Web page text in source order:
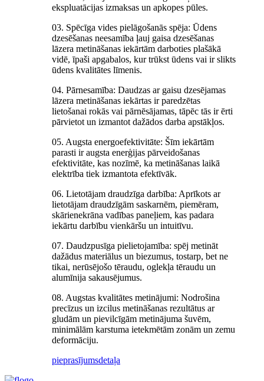
ekspluatācijas izmaksas un apkopes pūles.
03. Spēcīga vides pielāgošanās spēja: Ūdens
dzesēšanas neesamība ļauj gaisa dzesēšanas
lāzera metināšanas iekārtām darboties plašākā
vidē, īpaši apgabalos, kur trūkst ūdens vai ir slikts
ūdens kvalitātes līmenis.
04. Pārnesamība: Daudzas ar gaisu dzesējamas
lāzera metināšanas iekārtas ir paredzētas
lietošanai rokās vai pārnēsājamas, tāpēc tās ir ērti
pārvietot un izmantot dažādos darba apstākļos.
05. Augsta energoefektivitāte: Šīm iekārtām
parasti ir augsta enerģijas pārveidošanas
efektivitāte, kas nozīmē, ka metināšanas laikā
elektrība tiek izmantota efektīvāk.
06. Lietotājam draudzīga darbība: Aprīkots ar
lietotājam draudzīgām saskarnēm, piemēram,
skārienekrāna vadības paneļiem, kas padara
iekārtu darbību vienkāršu un intuitīvu.
07. Daudzpusīga pielietojamība: spēj metināt
dažādus materiālus un biezumus, tostarp, bet ne
tikai, nerūsējošo tēraudu, oglekļa tēraudu un
alumīnija sakausējumus.
08. Augstas kvalitātes metinājumi: Nodrošina
precīzus un izcilus metināšanas rezultātus ar
gludām un pievilcīgām metinājuma šuvēm,
minimālām karstuma ietekmētām zonām un zemu
deformāciju.
pieprasījumsdetaļa